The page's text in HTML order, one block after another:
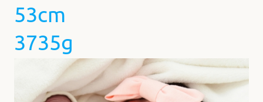
53cm
3735g